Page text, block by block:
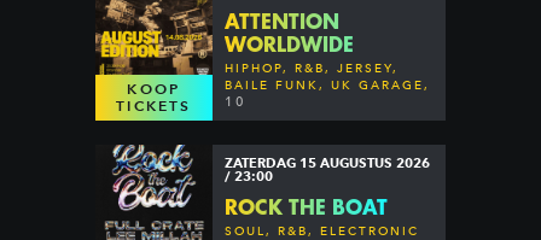
KOOP
TICKETS
ATTENTION
WORLDWIDE
HIPHOP, R&B, JERSEY,
BAILE FUNK, UK GARAGE,
DANCEHALL & MORE
10
ZATERDAG 15 AUGUSTUS 2026
/ 23:00
ROCK THE BOAT
SOUL, R&B, ELECTRONIC